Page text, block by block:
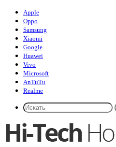
Apple
Oppo
Samsung
Xiaomi
Google
Huawei
Vivo
Microsoft
AnTuTu
Realme